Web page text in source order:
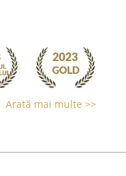
Arată mai multe >>